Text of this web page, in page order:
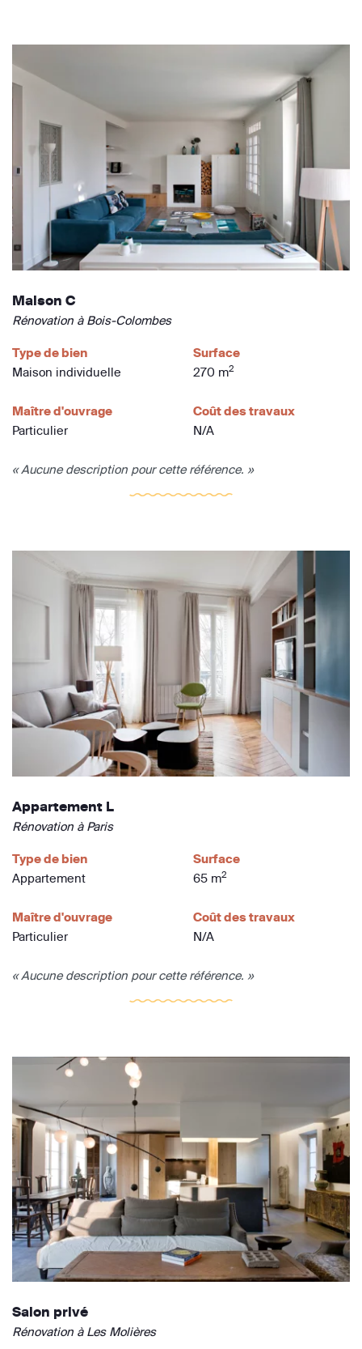
Maison C
Rénovation à Bois-Colombes
Type de bien
Maison individuelle
Surface
270 m2
Maître d'ouvrage
Particulier
Coût des travaux
N/A
« Aucune description pour cette référence. »
Appartement L
Rénovation à Paris
Type de bien
Appartement
Surface
65 m2
Maître d'ouvrage
Particulier
Coût des travaux
N/A
« Aucune description pour cette référence. »
Salon privé
Rénovation à Les Molières